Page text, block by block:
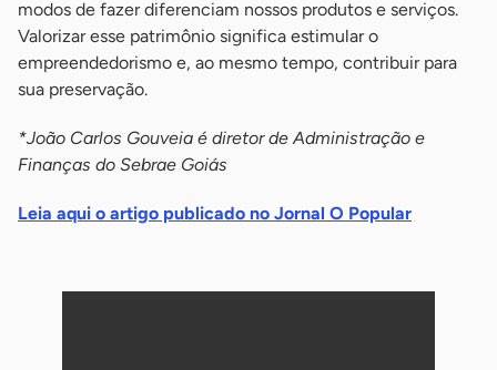
modos de fazer diferenciam nossos produtos e serviços.
Valorizar esse patrimônio significa estimular o
empreendedorismo e, ao mesmo tempo, contribuir para
sua preservação.
*João Carlos Gouveia é diretor de Administração e
Finanças do Sebrae Goiás
Leia aqui o artigo publicado no Jornal O Popular